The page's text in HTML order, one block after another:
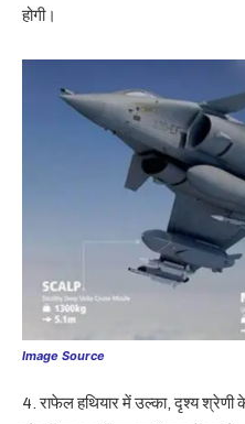
होगी।
Image Source
4. राफेल हथियार में उल्का, दृश्य श्रेणी